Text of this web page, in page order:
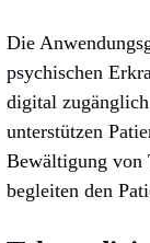
Die
psychischen
digital
unterstützen
Bewältigung von
begleiten den